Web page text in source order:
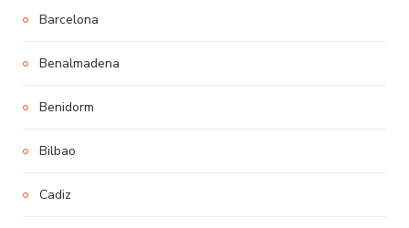
Barcelona
Benalmadena
Benidorm
Bilbao
Cadiz